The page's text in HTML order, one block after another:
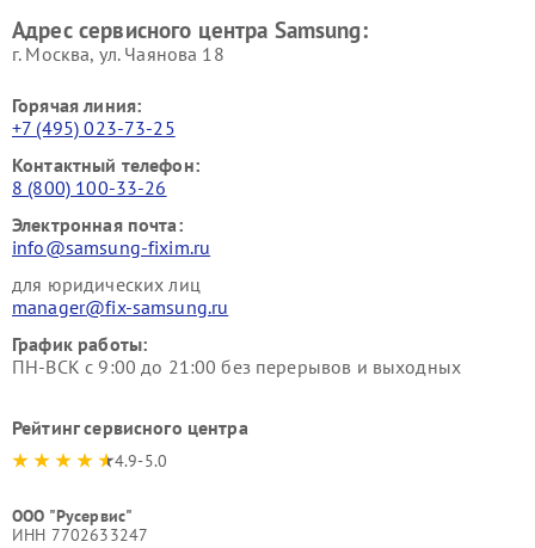
Адрес сервисного центра Samsung:
г. Москва, ул. Чаянова 18
Горячая линия:
+7 (495) 023-73-25
Контактный телефон:
8 (800) 100-33-26
Электронная почта:
info@samsung-fixim.ru
для юридических лиц
manager@fix-samsung.ru
График работы:
ПН-ВСК с 9:00 до 21:00 без перерывов и выходных
Рейтинг сервисного центра
4.9-5.0
ООО "Русервис"
ИНН 7702633247